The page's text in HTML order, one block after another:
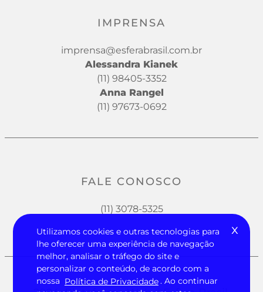
x
Utilizamos cookies e outras tecnologias para
lhe oferecer uma experiência de navegação
melhor, analisar o tráfego do site e
personalizar o conteúdo, de acordo com a
nossa Política de Privacidade. Ao continuar
IMPRENSA
imprensa@esferabrasil.com.br
Alessandra Kianek
(11) 98405-3352
Anna Rangel
(11) 97673-0692
FALE CONOSCO
(11) 3078-5325